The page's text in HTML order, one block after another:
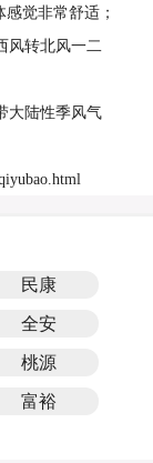
觉非常舒适；
风转北风一二
大陆性季风气
民康
全安
桃源
富裕